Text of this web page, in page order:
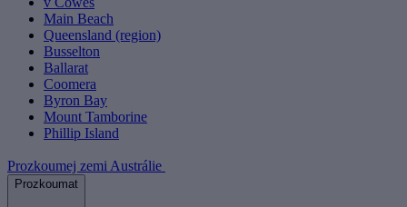
Main Beach
Queensland (region)
Busselton
Ballarat
Coomera
Byron Bay
Mount Tamborine
Phillip Island
Prozkoumej zemi Austrálie
Prozkoumat